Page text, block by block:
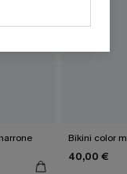
Bikini color
40,00 €